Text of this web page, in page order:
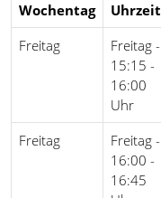
Wochentag Uhrzeit
Freitag
Freitag -
15:15 -
16:00
Uhr
Freitag
Freitag -
16:00 -
16:45